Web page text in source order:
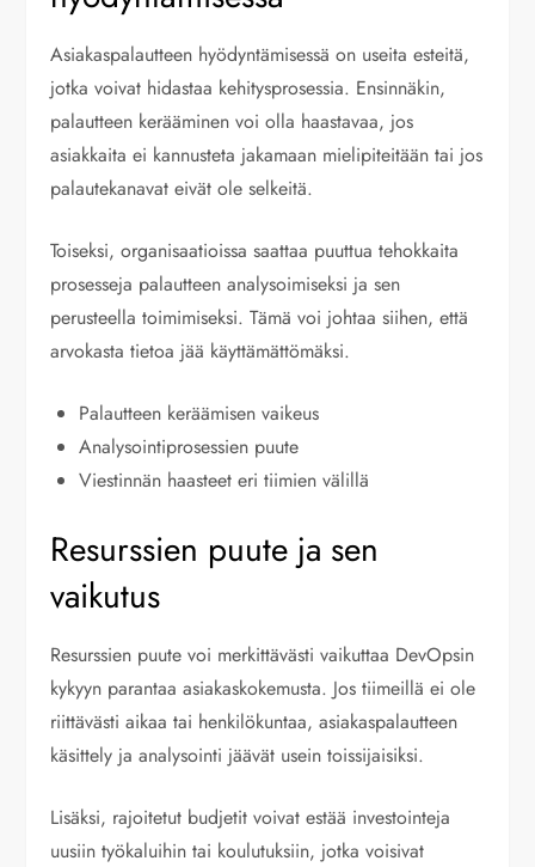
Asiakaspalautteen hyödyntämisessä on useita esteitä,
jotka voivat hidastaa kehitysprosessia. Ensinnäkin,
palautteen kerääminen voi olla haastavaa, jos
asiakkaita ei kannusteta jakamaan mielipiteitään tai jos
palautekanavat eivät ole selkeitä.
Toiseksi, organisaatioissa saattaa puuttua tehokkaita
prosesseja palautteen analysoimiseksi ja sen
perusteella toimimiseksi. Tämä voi johtaa siihen, että
arvokasta tietoa jää käyttämättömäksi.
Palautteen keräämisen vaikeus
Analysointiprosessien puute
Viestinnän haasteet eri tiimien välillä
Resurssien puute ja sen
vaikutus
Resurssien puute voi merkittävästi vaikuttaa DevOpsin
kykyyn parantaa asiakaskokemusta. Jos tiimeillä ei ole
riittävästi aikaa tai henkilökuntaa, asiakaspalautteen
käsittely ja analysointi jäävät usein toissijaisiksi.
Lisäksi, rajoitetut budjetit voivat estää investointeja
uusiin työkaluihin tai koulutuksiin, jotka voisivat